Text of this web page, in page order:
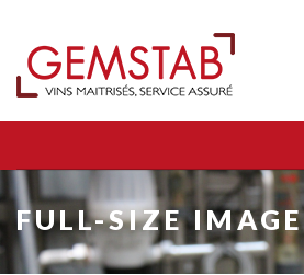
FULL-SIZE IMAGE